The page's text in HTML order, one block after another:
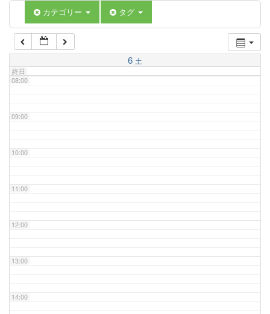
カテゴリー タグ
6 土
終日
07:00
08:00
09:00
10:00
11:00
12:00
13:00
14:00